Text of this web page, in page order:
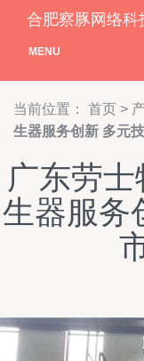
合肥察豚网络科
MENU
当前位置： 首页 >
生器服务创新 多元
广东劳
生器服务